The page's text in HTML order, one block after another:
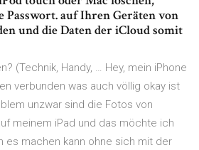
Passwort. auf Ihren Geräten von
und die Daten der iCloud somit
(Technik, Handy, … Hey, mein iPhone
verbunden was auch völlig okay ist
unzwar sind die Fotos von
meinem iPad und das möchte ich
es machen kann ohne sich mit der